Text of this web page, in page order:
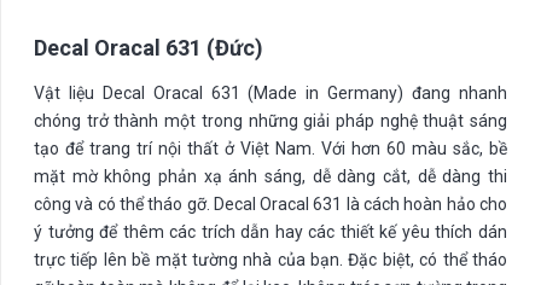
Decal Oracal 631 (Đức)
Vật liệu Decal Oracal 631 (Made in Germany) đang nhanh
chóng trở thành một trong những giải pháp nghệ thuật sáng
tạo để trang trí nội thất ở Việt Nam. Với hơn 60 màu sắc, bề
mặt mờ không phản xạ ánh sáng, dễ dàng cắt, dễ dàng thi
công và có thể tháo gỡ. Decal Oracal 631 là cách hoàn hảo cho
ý tưởng để thêm các trích dẫn hay các thiết kế yêu thích dán
trực tiếp lên bề mặt tường nhà của bạn. Đặc biệt, có thể tháo